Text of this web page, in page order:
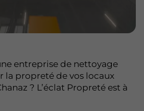
entreprise de nettoyage
la propreté de vos locaux
? L’éclat Propreté est à